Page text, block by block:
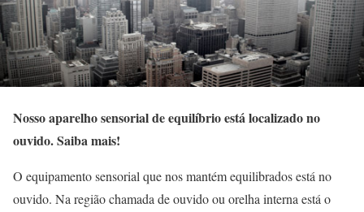
Nosso aparelho sensorial de equilíbrio está localizado no
ouvido. Saiba mais!
O equipamento sensorial que nos mantém equilibrados está no
ouvido. Na região chamada de ouvido ou orelha interna está o